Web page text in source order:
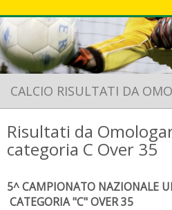
CALCIO RISULTATI DA
Risultati da
categoria C Over 35
5^ CAMPIONATO NAZIONALE
CATEGORIA "C" OVER 35